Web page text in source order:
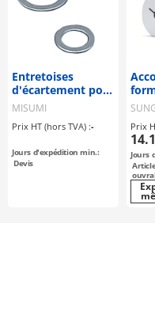
Entretoises
d'écartement pour
vis d'ajustage
MISUMI
Prix HT (hors TVA) :-
Jours d'expédition min.:
Devis
Prix
Jours